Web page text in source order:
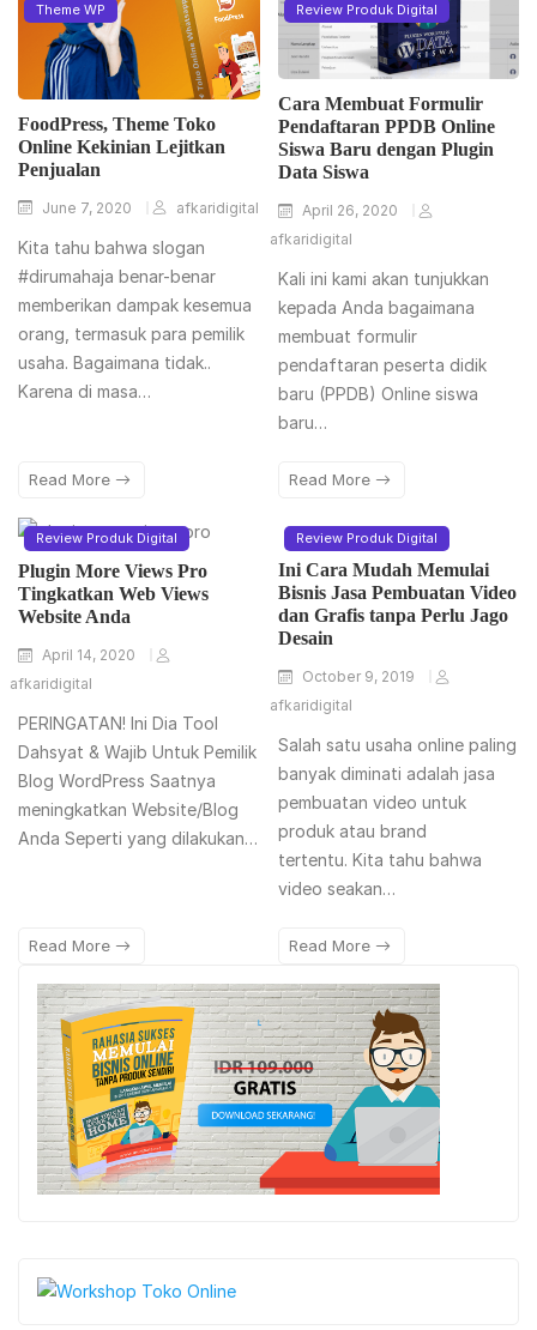
Theme WP
FoodPress, Theme Toko
Online Kekinian Lejitkan
Penjualan
June 7, 2020 afkaridigital
Kita tahu bahwa slogan
#dirumahaja benar-benar
memberikan dampak kesemua
orang, termasuk para pemilik
usaha. Bagaimana tidak..
Karena di masa…
Read More
Review Produk Digital
Cara Membuat Formulir
Pendaftaran PPDB Online
Siswa Baru dengan Plugin
Data Siswa
April 26, 2020
afkaridigital
Kali ini kami akan tunjukkan
kepada Anda bagaimana
membuat formulir
pendaftaran peserta didik
baru (PPDB) Online siswa
baru…
Read More
Review Produk Digital
Plugin More Views Pro
Tingkatkan Web Views
Website Anda
April 14, 2020
afkaridigital
PERINGATAN! Ini Dia Tool
Dahsyat & Wajib Untuk Pemilik
Blog WordPress Saatnya
meningkatkan Website/Blog
Anda Seperti yang dilakukan…
Read More
Review Produk Digital
Ini Cara Mudah Memulai
Bisnis Jasa Pembuatan Video
dan Grafis tanpa Perlu Jago
Desain
October 9, 2019
afkaridigital
Salah satu usaha online paling
banyak diminati adalah jasa
pembuatan video untuk
produk atau brand
tertentu. Kita tahu bahwa
video seakan…
Read More